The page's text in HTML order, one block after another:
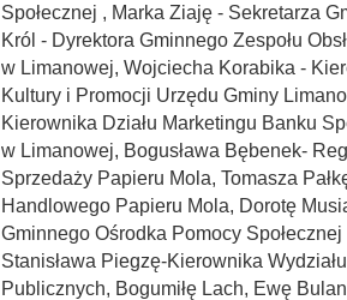
Społecznej , Marka Ziaję - Sekretarza
Król - Dyrektora Gminnego Zespołu
w Limanowej, Wojciecha Korabika -
Kultury i Promocji Urzędu Gminy
Kierownika Działu Marketingu Banku
w Limanowej, Bogusława Bębenek-
Sprzedaży Papieru Mola, Tomasza
Handlowego Papieru Mola, Dorotę
Gminnego Ośrodka Pomocy
Stanisława Piegzę-Kierownika
Publicznych, Bogumiłę Lach, Ewę